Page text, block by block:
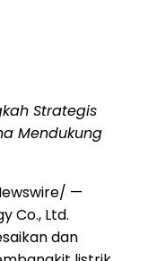
Strategis
Mendukung
—
Co., Ltd.
dan